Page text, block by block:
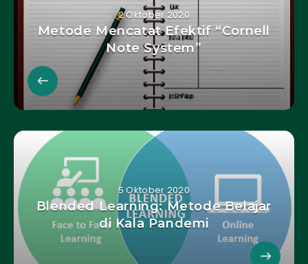
2 Oktober 2020
Metode Mencatat Efektif “Cornell
Note System”
5 Oktober 2020
Blended Learning: Metode Belajar
di Kala Pandemi